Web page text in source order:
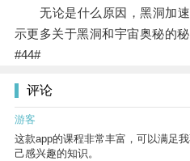
无论是什么原因，黑洞加速
示更多关于黑洞和宇宙奥秘的秘
#44#
评论
游客
这款app的课程非常丰富，可以满足
己感兴趣的知识。